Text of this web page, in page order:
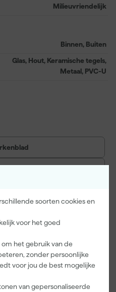
soorten cookies en
voor het goed
om het gebruik van de
zonder persoonlijke
voor jou de best mogelijke
van gepersonaliseerde
eindresultaat. Met een
White No. 329, zonder dat
Milieuvriendelijk
Binnen, Buiten
Glas, Hout, Keramische tegels,
Metaal, PVC-U